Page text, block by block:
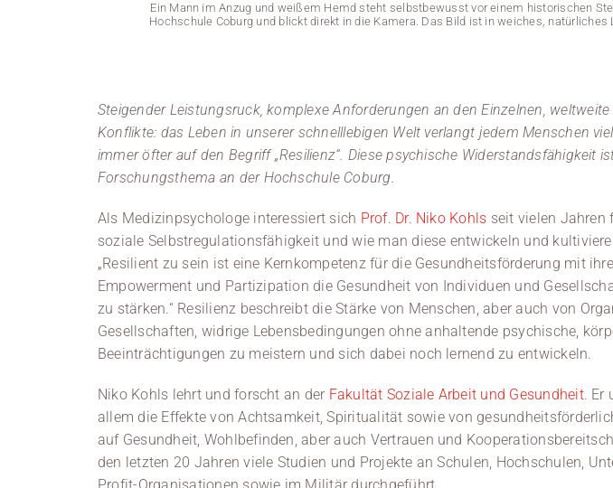
Ein Mann im Anzug und weißem Hemd steht selbstbewusst vor einem historischen
Hochschule Coburg und blickt direkt in die Kamera. Das Bild ist in weiches, natürliches
Steigender Leistungsruck, komplexe Anforderungen an den Einzelnen,
Konflikte: das Leben in unserer schnelllebigen Welt verlangt jedem Menschen
immer öfter auf den Begriff „Resilienz“. Diese psychische Widerstandsfähigkeit
Forschungsthema an der Hochschule Coburg.
Als Medizinpsychologe interessiert sich Prof. Dr. Niko Kohls seit vielen Jahren
soziale Selbstregulationsfähigkeit und wie man diese entwickeln und
„Resilient zu sein ist eine Kernkompetenz für die Gesundheitsförderung mit
Empowerment und Partizipation die Gesundheit von Individuen und
zu stärken.“ Resilienz beschreibt die Stärke von Menschen, aber auch von
Gesellschaften, widrige Lebensbedingungen ohne anhaltende psychische,
Beeinträchtigungen zu meistern und sich dabei noch lernend zu entwickeln.
Niko Kohls lehrt und forscht an der Fakultät Soziale Arbeit und Gesundheit. Er
allem die Effekte von Achtsamkeit, Spiritualität sowie von
auf Gesundheit, Wohlbefinden, aber auch Vertrauen und
den letzten 20 Jahren viele Studien und Projekte an Schulen, Hochschulen,